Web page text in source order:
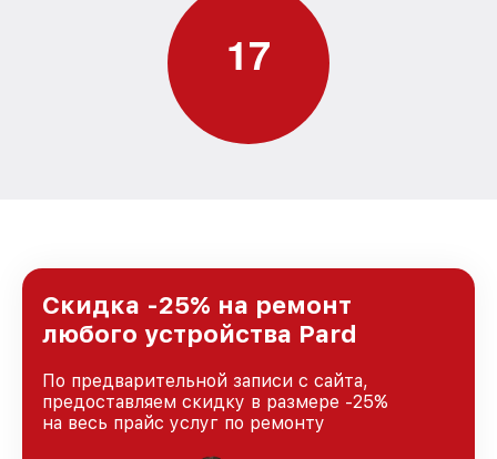
17
Скидка -25% на ремонт
любого устройства Pard
По предварительной записи с сайта,
предоставляем скидку в размере -25%
на весь прайс услуг по ремонту